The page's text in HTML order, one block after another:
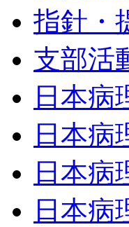
指針・
支部活
日本病
日本病
日本病
日本病